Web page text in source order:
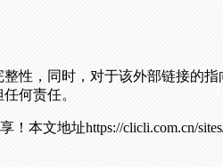
性，同时，对于该外部链接的
何责任。
！ 本文地址https://clicli.com.cn/